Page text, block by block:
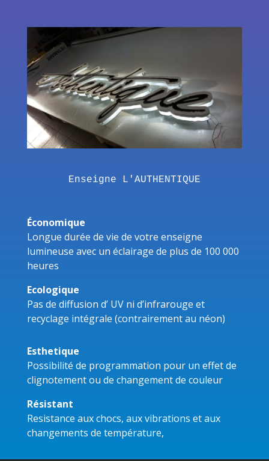
Enseigne L'AUTHENTIQUE
Économique
Longue durée de vie de votre enseigne
lumineuse avec un éclairage de plus de 100 000
heures
Ecologique
Pas de diffusion d’ UV ni d’infrarouge et
recyclage intégrale (contrairement au néon)
Esthetique
Possibilité de programmation pour un effet de
clignotement ou de changement de couleur
Résistant
Resistance aux chocs, aux vibrations et aux
changements de température,